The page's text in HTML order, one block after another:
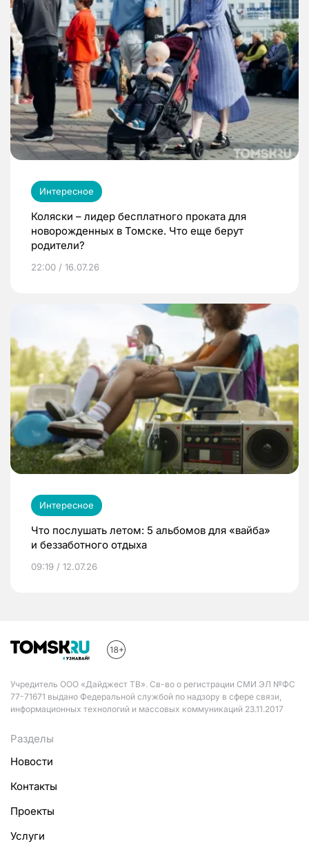
Интересное
Коляски – лидер бесплатного проката для
новорожденных в Томске. Что еще берут
родители?
22:00 / 16.07.26
Интересное
Что послушать летом: 5 альбомов для «вайба»
и беззаботного отдыха
09:19 / 12.07.26
Учредитель ООО «Дайджест ТВ». Св-во о регистрации СМИ ЭЛ №ФС
77-71671 выдано Федеральной службой по надзору в сфере связи,
информационных технологий и массовых коммуникаций 23.11.2017
Разделы
Новости
Контакты
Проекты
Услуги